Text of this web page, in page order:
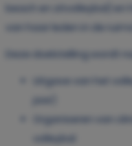
beach en zitvolleybal)
Deze doelstelling wordt
Uitgave van het
Organiseren van